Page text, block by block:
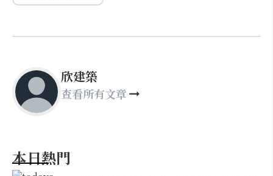
欣建築
查看所有文章
本日熱門